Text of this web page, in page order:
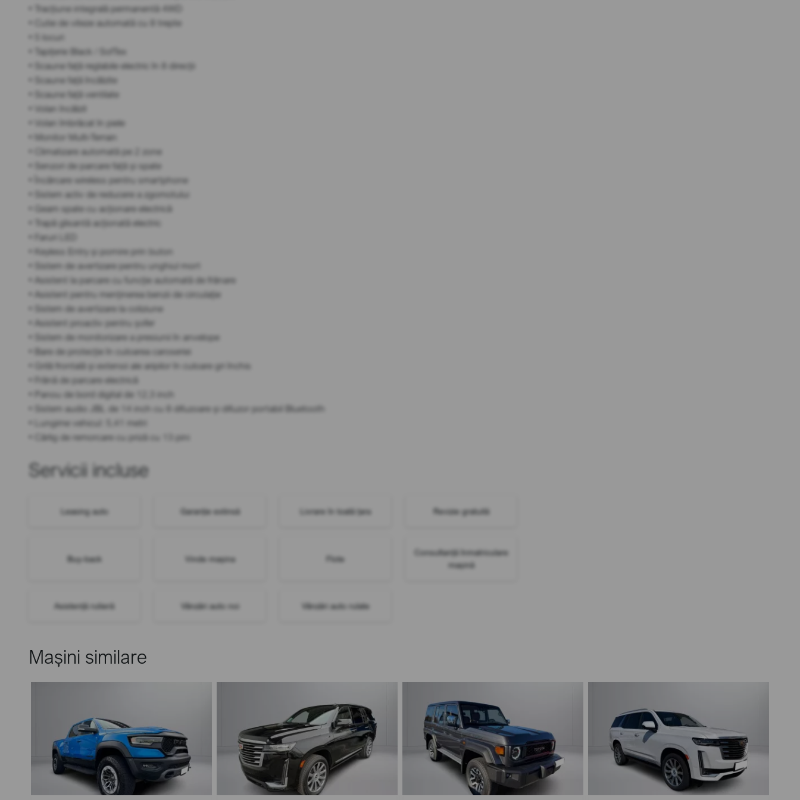
• Tracțiune integrală permanentă 4WD
• Cutie de viteze automată cu 8 trepte
• 5 locuri
• Tapițerie Black / SofTex
• Scaune față reglabile electric în 8 direcții
• Scaune față încălzite
• Scaune față ventilate
• Volan încălzit
• Volan îmbrăcat în piele
• Monitor Multi-Terrain
• Climatizare automată pe 2 zone
• Senzori de parcare față și spate
• Încărcare wireless pentru smartphone
• Sistem activ de reducere a zgomotului
• Geam spate cu acționare electrică
• Trapă glisantă acționată electric
• Faruri LED
• Keyless Entry și pornire prin buton
• Sistem de avertizare pentru unghiul mort
• Asistent la parcare cu funcție automată de frânare
• Asistent pentru menținerea benzii de circulație
• Sistem de avertizare la coliziune
• Asistent proactiv pentru șofer
• Sistem de monitorizare a presiunii în anvelope
• Bare de protecție în culoarea caroseriei
• Grilă frontală și extensii ale aripilor în culoare gri închis
• Frână de parcare electrică
• Panou de bord digital de 12,3 inch
• Sistem audio JBL de 14 inch cu 8 difuzoare și difuzor portabil Bluetooth
• Lungime vehicul: 5,41 metri
• Cârlig de remorcare cu priză cu 13 pini
Servicii incluse
Leasing auto Garanție extinsă Livrare în toată țara Revizie gratuită
Buy-back Vinde mașina Flote
Consultanță înmatriculare
mașină
Asistență rutieră Vânzări auto noi Vânzări auto rulate
Mașini similare